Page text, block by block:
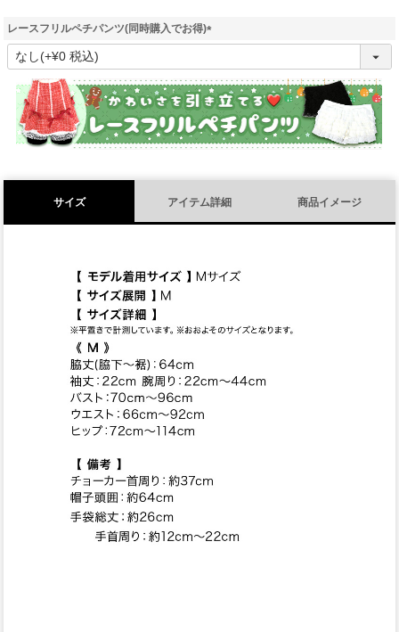
レースフリルペチパンツ(同時購入でお得)
(
須
)
サイズ アイテム詳細 商品イメージ